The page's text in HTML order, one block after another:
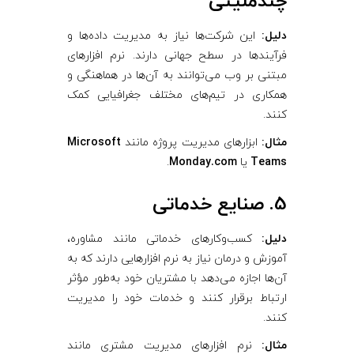
دلیل: این شرکت‌ها نیاز به مدیریت داده‌ها و
فرآیندها در سطح جهانی دارند. نرم‌ افزارهای
مبتنی بر وب می‌توانند به آن‌ها در هماهنگی و
همکاری در تیم‌های مختلف جغرافیایی کمک
کنند.
مثال: ابزارهای مدیریت پروژه مانند Microsoft
Teams یا Monday.com
.
5. صنایع خدماتی
دلیل: کسب‌وکارهای خدماتی مانند مشاوره،
آموزش و درمان نیاز به نرم‌ افزارهایی دارند که به
آن‌ها اجازه می‌دهد با مشتریان خود به‌طور مؤثر
ارتباط برقرار کنند و خدمات خود را مدیریت
کنند.
مثال: نرم‌ افزارهای مدیریت مشتری مانند